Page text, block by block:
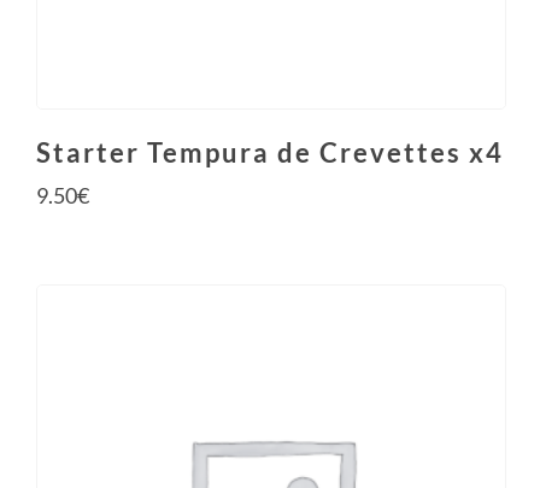
Starter Tempura de Crevettes x4
9.50€